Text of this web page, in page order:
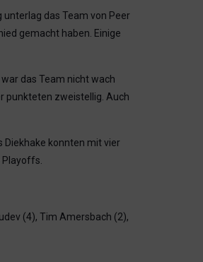
unterlag das Team von Peer
gemacht haben. Einige
das Team nicht wach
punkteten zweistellig. Auch
Diekhake konnten mit vier
(4), Tim Amersbach (2),